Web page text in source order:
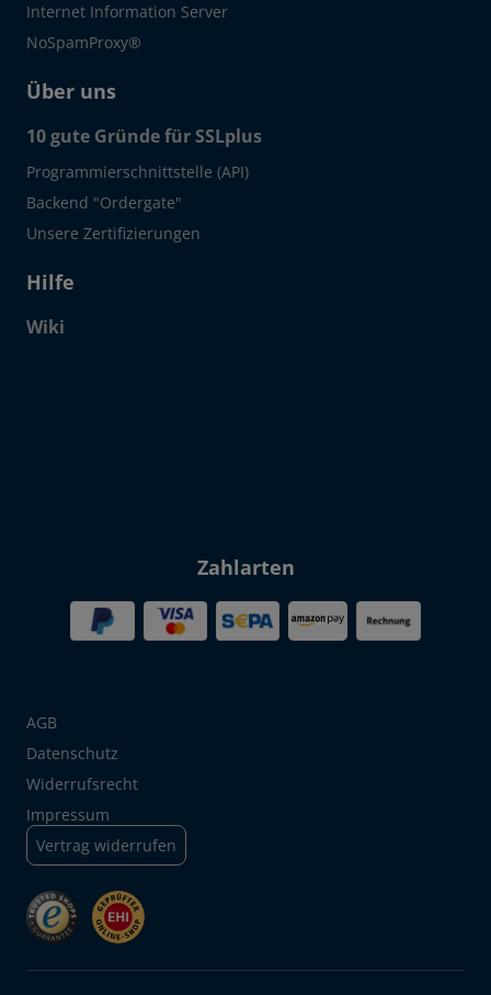
Internet Information Server
NoSpamProxy®
Über uns
10 gute Gründe für SSLplus
Programmierschnittstelle (API)
Backend "Ordergate"
Unsere Zertifizierungen
Hilfe
Wiki
Zahlarten
AGB
Datenschutz
Widerrufsrecht
Impressum
Vertrag widerrufen